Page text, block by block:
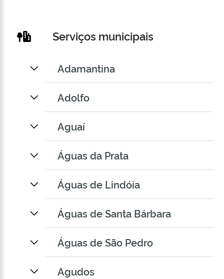
Serviços municipais
Adamantina
Adolfo
Aguaí
Águas da Prata
Águas de Lindóia
Águas de Santa Bárbara
Águas de São Pedro
Agudos